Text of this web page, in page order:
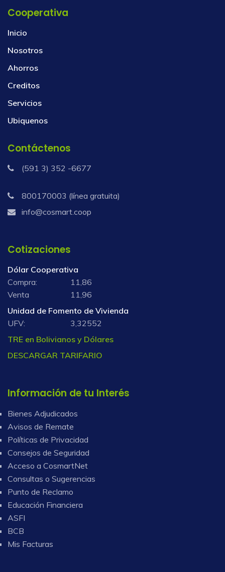
Cooperativa
Inicio
Nosotros
Ahorros
Creditos
Servicios
Ubiquenos
Contáctenos
(591 3) 352 -6677
800170003 (línea gratuita)
info@cosmart.coop
Cotizaciones
Dólar Cooperativa
Compra:
11,86
Venta
11,96
Unidad de Fomento de Vivienda
UFV:
3,32552
TRE en Bolivianos y Dólares
DESCARGAR TARIFARIO
Información de tu Interés
Bienes Adjudicados
Avisos de Remate
Políticas de Privacidad
Consejos de Seguridad
Acceso a CosmartNet
Consultas o Sugerencias
Punto de Reclamo
Educación Financiera
ASFI
BCB
Mis Facturas